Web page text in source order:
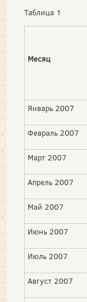
Таблица 1
Месяц
Январь 2007
Февраль 2007
Март 2007
Апрель 2007
Май 2007
Июнь 2007
Июль 2007
Август 2007